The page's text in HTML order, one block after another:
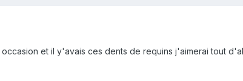
et il y'avais ces dents de requins j'aimerai tout